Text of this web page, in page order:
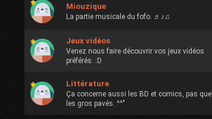
Miouzique
La partie musicale du fofo. ♬♪♫
Jeux vidéos
Venez nous faire découvrir vos jeux vidéos
préférés. :D
Littérature
Ça concerne aussi les BD et comics, pas que
les gros pavés. ^^"